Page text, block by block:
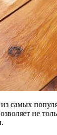
самых
не